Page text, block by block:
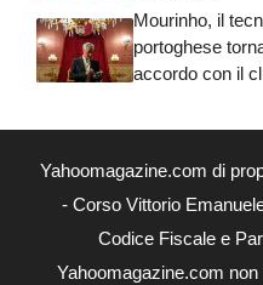
Mourinho, il
portoghese
accordo con il
Yahoomagazine.com di
- Corso Vittorio
Codice Fiscale e
Yahoomagazine.com